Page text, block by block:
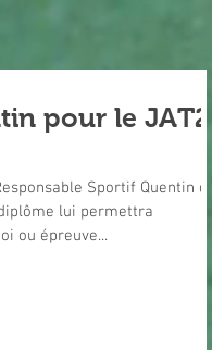
pour le JAT2
Sportif Quentin qui
lui permettra
ou épreuve...